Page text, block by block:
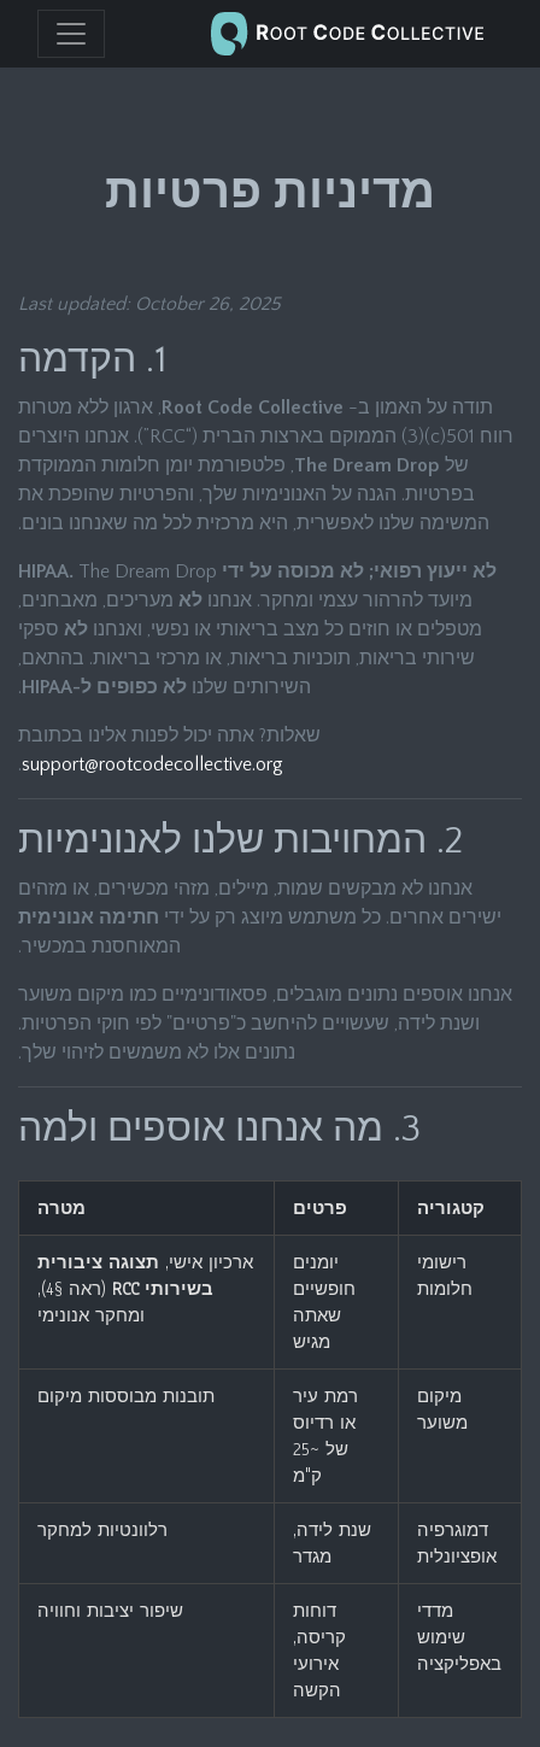
מדיניות פרטיות
Last updated: October 26, 2025
1. הקדמה
תודה על האמון ב- Root Code Collective, ארגון ללא מטרות
רווח 501(c)(3) הממוקם בארצות הברית (“RCC”). אנחנו היוצרים
של The Dream Drop, פלטפורמת יומן חלומות הממוקדת
בפרטיות. הגנה על האנונימיות שלך, והפרטיות שהופכת את
המשימה שלנו לאפשרית, היא מרכזית לכל מה שאנחנו בונים.
לא ייעוץ רפואי; לא מכוסה על ידי HIPAA. The Dream Drop
מיועד להרהור עצמי ומחקר. אנחנו לא מעריכים, מאבחנים,
מטפלים או חוזים כל מצב בריאותי או נפשי, ואנחנו לא ספקי
שירותי בריאות, תוכניות בריאות, או מרכזי בריאות. בהתאם,
השירותים שלנו לא כפופים ל-HIPAA .
שאלות? אתה יכול לפנות אלינו בכתובת
support@rootcodecollective.org
.
2. המחויבות שלנו לאנונימיות
אנחנו לא מבקשים שמות, מיילים, מזהי מכשירים, או מזהים
ישירים אחרים. כל משתמש מיוצג רק על ידי חתימה אנונימית
המאוחסנת במכשיר.
אנחנו אוספים נתונים מוגבלים, פסאודונימיים כמו מיקום משוער
ושנת לידה, שעשויים להיחשב כ"פרטיים" לפי חוקי הפרטיות.
נתונים אלו לא משמשים לזיהוי שלך.
3. מה אנחנו אוספים ולמה
קטגוריה פרטים מטרה
רישומי
חלומות
יומנים
חופשיים
שאתה
מגיש
ארכיון אישי, תצוגה ציבורית
בשירותי RCC
(ראה §4),
ומחקר אנונימי
מיקום
משוער
רמת עיר
או רדיוס
של ~25
ק"מ
תובנות מבוססות מיקום
דמוגרפיה
אופציונלית
שנת לידה,
מגדר
רלוונטיות למחקר
מדדי
שימוש
באפליקציה
דוחות
קריסה,
אירועי
הקשה
שיפור יציבות וחוויה